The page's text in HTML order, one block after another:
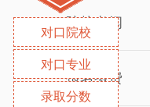
院校考纲
报名缴费
对口院校
对口专业
录取分数